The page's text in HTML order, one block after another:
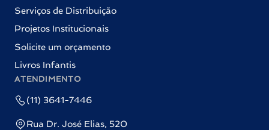
Serviços de Distribuição
Projetos Institucionais
Solicite um orçamento
Livros Infantis
ATENDIMENTO
(11) 3641-7446
Rua Dr. José Elias, 520